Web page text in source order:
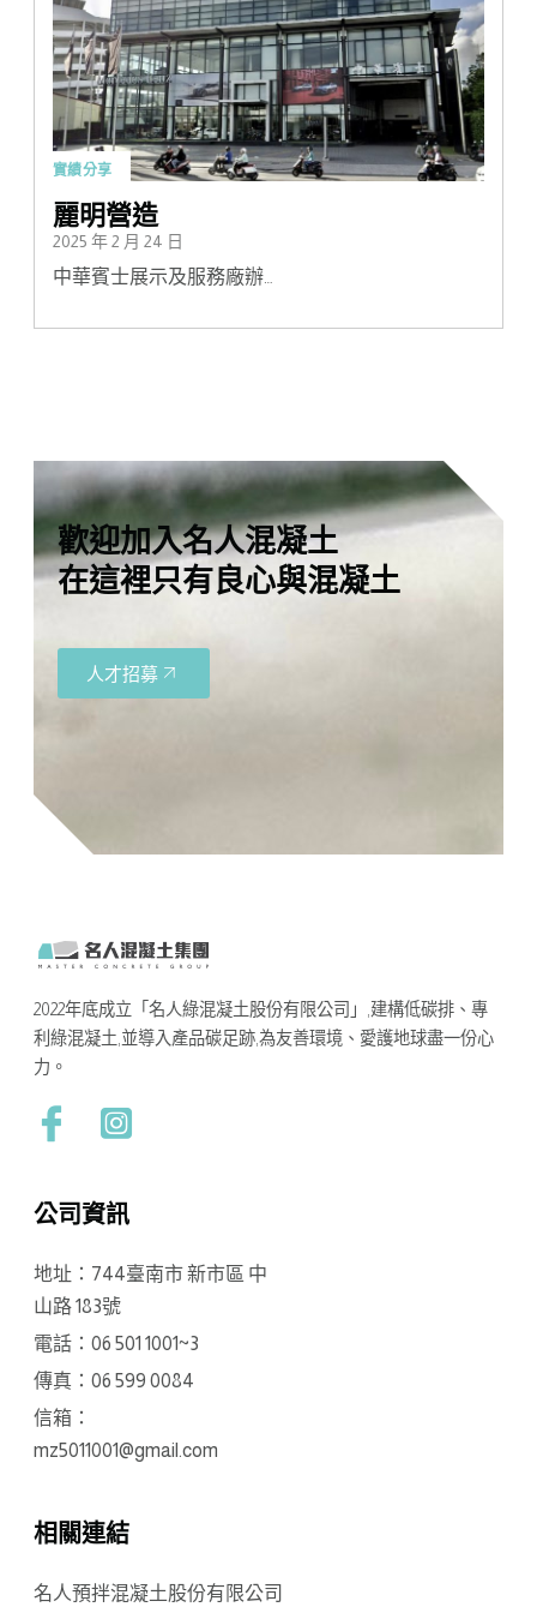
實績分享
麗明營造
2025 年 2 月 24 日
中華賓士展示及服務廠辦…
歡迎加入名人混凝土
在這裡只有良心與混凝土
人才招募
2022年底成立「名人綠混凝土股份有限公司」,建構低碳排、專
利綠混凝土,並導入產品碳足跡,為友善環境、愛護地球盡一份心
力。
公司資訊
地址：744臺南市 新市區 中
山路 183號
電話：06 501 1001~3
傳真：06 599 0084
信箱：
mz5011001@gmail.com
相關連結
名人預拌混凝土股份有限公司